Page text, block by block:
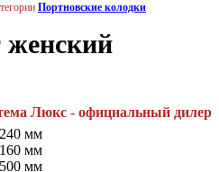
240 мм
160 мм
500 мм
Портновские колодки
женский
Люкс - официальный дилер